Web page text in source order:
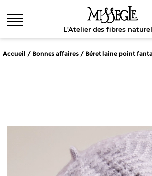
L'Atelier des fibres
Accueil / Bonnes affaires / Béret laine point